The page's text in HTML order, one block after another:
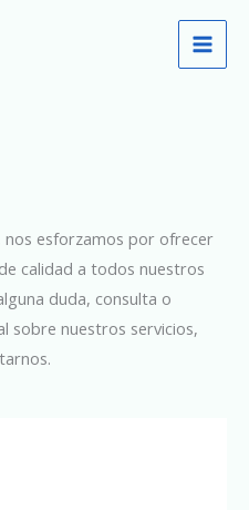
esforzamos por ofrecer
calidad a todos nuestros
duda, consulta o
sobre nuestros servicios,